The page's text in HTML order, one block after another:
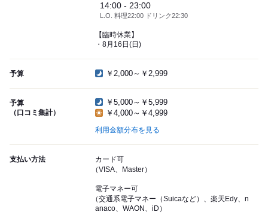
14:00 - 23:00
L.O. 料理22:00 ドリンク22:30
【臨時休業】
・8月16日(日)
予算 ￥2,000～￥2,999
予算
（口コミ集計）
￥5,000～￥5,999
￥4,000～￥4,999
利用金額分布を見る
支払い方法
カード可
（VISA、Master）
電子マネー可
（交通系電子マネー（Suicaなど）、楽天Edy、n
anaco、WAON、iD）